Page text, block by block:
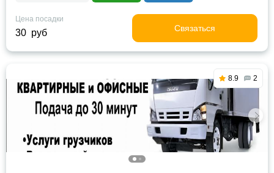
Цена посадки
30 руб Связаться
8.9 2